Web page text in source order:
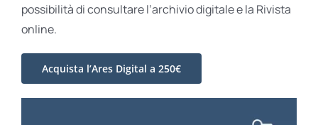
possibilità di consultare l’archivio digitale e la Rivista
online.
Acquista l’Ares Digital a 250€